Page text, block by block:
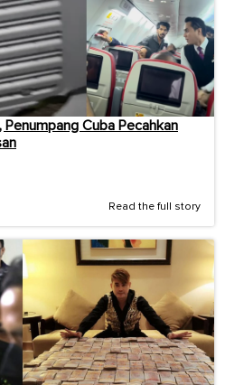
Cuba Pecahkan
Read the full story